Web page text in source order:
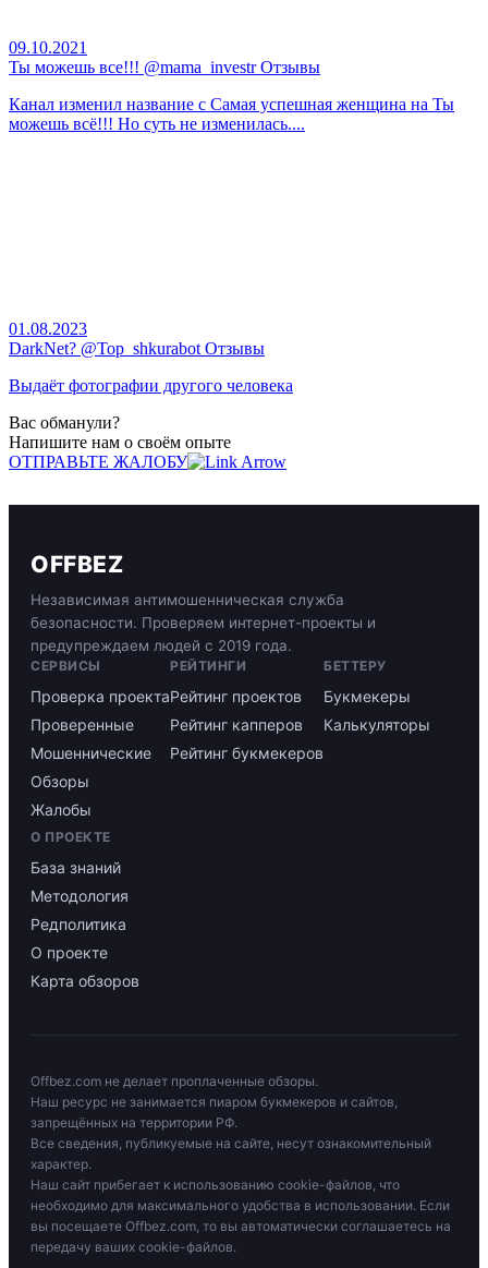
09.10.2021
Ты можешь все!!! @mama_investr Отзывы
Канал изменил название с Самая успешная женщина на Ты
можешь всё!!! Но суть не изменилась....
01.08.2023
DarkNet? @Top_shkurabot Отзывы
Выдаёт фотографии другого человека
Вас обманули?
Напишите нам о своём опыте
ОТПРАВЬТЕ ЖАЛОБУ
OFFBEZ
Независимая антимошенническая служба
безопасности. Проверяем интернет-проекты и
предупреждаем людей с 2019 года.
СЕРВИСЫ
Проверка проекта
Проверенные
Мошеннические
Обзоры
Жалобы
РЕЙТИНГИ
Рейтинг проектов
Рейтинг капперов
Рейтинг букмекеров
БЕТТЕРУ
Букмекеры
Калькуляторы
О ПРОЕКТЕ
База знаний
Методология
Редполитика
О проекте
Карта обзоров
Offbez.com не делает проплаченные обзоры.
Наш ресурс не занимается пиаром букмекеров и сайтов,
запрещённых на территории РФ.
Все сведения, публикуемые на сайте, несут ознакомительный
характер.
Наш сайт прибегает к использованию cookie-файлов, что
необходимо для максимального удобства в использовании. Если
вы посещаете Offbez.com, то вы автоматически соглашаетесь на
передачу ваших cookie-файлов.